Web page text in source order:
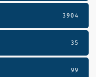
3904
35
99